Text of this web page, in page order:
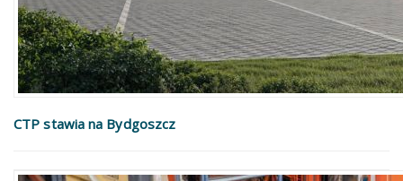
CTP stawia na Bydgoszcz